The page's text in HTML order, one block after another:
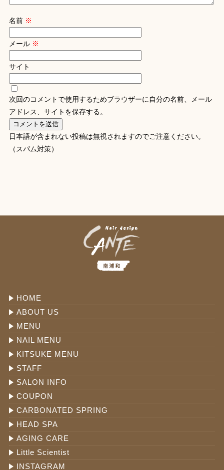
名前 ※
メール ※
サイト
次回のコメントで使用するためブラウザーに自分の名前、メール
アドレス、サイトを保存する。
日本語が含まれない投稿は無視されますのでご注意ください。
（スパム対策）
HOME
ABOUT US
MENU
NAIL MENU
KITSUKE MENU
STAFF
SALON INFO
COUPON
CARBONATED SPRING
HEAD SPA
AGING CARE
Little Scientist
INSTAGRAM